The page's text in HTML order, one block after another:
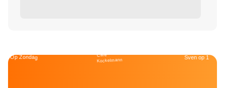
Op Zondag Café
Kockelmann Sven op 1